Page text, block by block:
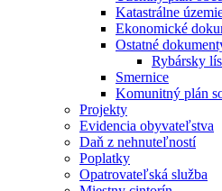
Katastrálne
Ekonomické
Ostatné
Rybársky
Smernice
Komunitný plán
Projekty
Evidencia obyvateľstva
Daň z nehnuteľností
Poplatky
Opatrovateľská služba